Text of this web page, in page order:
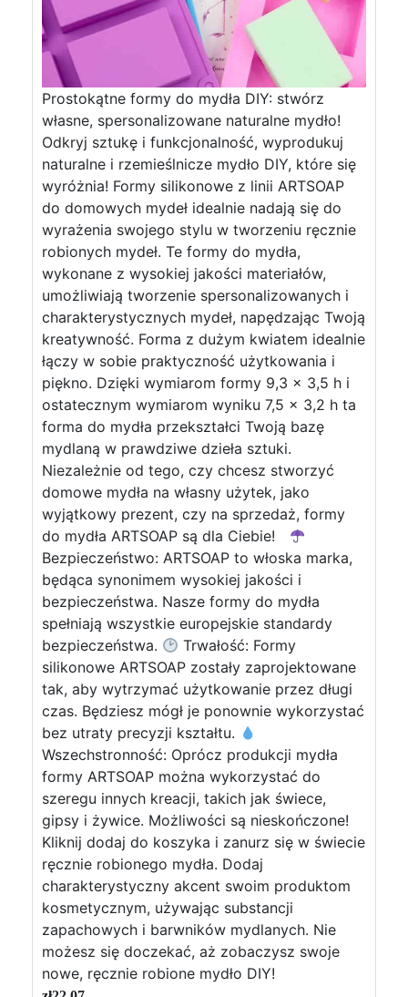
Prostokątne formy do mydła DIY: stwórz
własne, spersonalizowane naturalne mydło!
Odkryj sztukę i funkcjonalność, wyprodukuj
naturalne i rzemieślnicze mydło DIY, które się
wyróżnia! Formy silikonowe z linii ARTSOAP
do domowych mydeł idealnie nadają się do
wyrażenia swojego stylu w tworzeniu ręcznie
robionych mydeł. Te formy do mydła,
wykonane z wysokiej jakości materiałów,
umożliwiają tworzenie spersonalizowanych i
charakterystycznych mydeł, napędzając Twoją
kreatywność. Forma z dużym kwiatem idealnie
łączy w sobie praktyczność użytkowania i
piękno. Dzięki wymiarom formy 9,3 x 3,5 h i
ostatecznym wymiarom wyniku 7,5 x 3,2 h ta
forma do mydła przekształci Twoją bazę
mydlaną w prawdziwe dzieła sztuki.
Niezależnie od tego, czy chcesz stworzyć
domowe mydła na własny użytek, jako
wyjątkowy prezent, czy na sprzedaż, formy
do mydła ARTSOAP są dla Ciebie!
Bezpieczeństwo: ARTSOAP to włoska marka,
będąca synonimem wysokiej jakości i
bezpieczeństwa. Nasze formy do mydła
spełniają wszystkie europejskie standardy
bezpieczeństwa.
Trwałość: Formy
silikonowe ARTSOAP zostały zaprojektowane
tak, aby wytrzymać użytkowanie przez długi
czas. Będziesz mógł je ponownie wykorzystać
bez utraty precyzji kształtu.
Wszechstronność: Oprócz produkcji mydła
formy ARTSOAP można wykorzystać do
szeregu innych kreacji, takich jak świece,
gipsy i żywice. Możliwości są nieskończone!
Kliknij dodaj do koszyka i zanurz się w świecie
ręcznie robionego mydła. Dodaj
charakterystyczny akcent swoim produktom
kosmetycznym, używając substancji
zapachowych i barwników mydlanych. Nie
możesz się doczekać, aż zobaczysz swoje
nowe, ręcznie robione mydło DIY!